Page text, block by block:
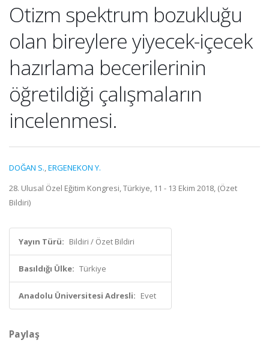
Otizm spektrum bozukluğu
olan bireylere yiyecek-içecek
hazırlama becerilerinin
öğretildiği çalışmaların
incelenmesi.
DOĞAN S.,ERGENEKON Y.
28. Ulusal Özel Eğitim Kongresi, Türkiye, 11 - 13 Ekim 2018, (Özet
Bildiri)
Yayın Türü: Bildiri / Özet Bildiri
Basıldığı Ülke: Türkiye
Anadolu Üniversitesi Adresli: Evet
Paylaş